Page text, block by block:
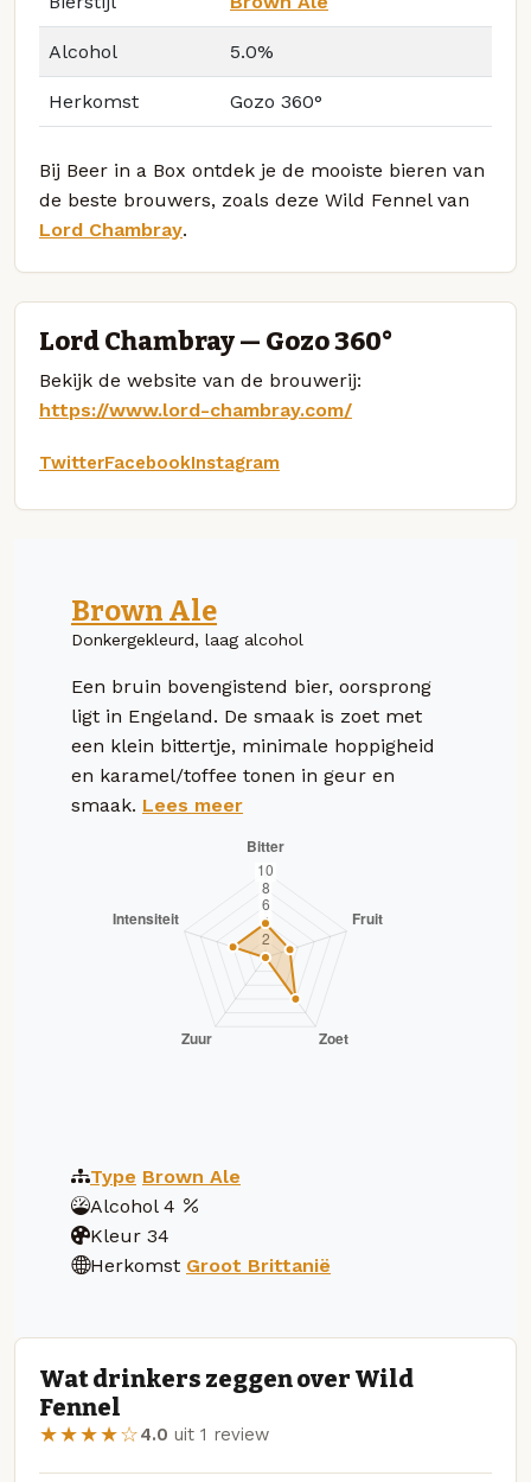
Alcohol 5.0%
Herkomst Gozo 360°
Bij Beer in a Box ontdek je de mooiste bieren van
de beste brouwers, zoals deze Wild Fennel van
Lord Chambray.
Lord Chambray — Gozo 360°
Bekijk de website van de brouwerij:
https://www.lord-chambray.com/
TwitterFacebookInstagram
Brown Ale
Donkergekleurd, laag alcohol
Een bruin bovengistend bier, oorsprong
ligt in Engeland. De smaak is zoet met
een klein bittertje, minimale hoppigheid
en karamel/toffee tonen in geur en
smaak. Lees meer
Type Brown Ale
Alcohol 4
Kleur 34
Herkomst Groot Brittanië
Wat drinkers zeggen over Wild
Fennel
★★★★☆4.0 uit 1 review